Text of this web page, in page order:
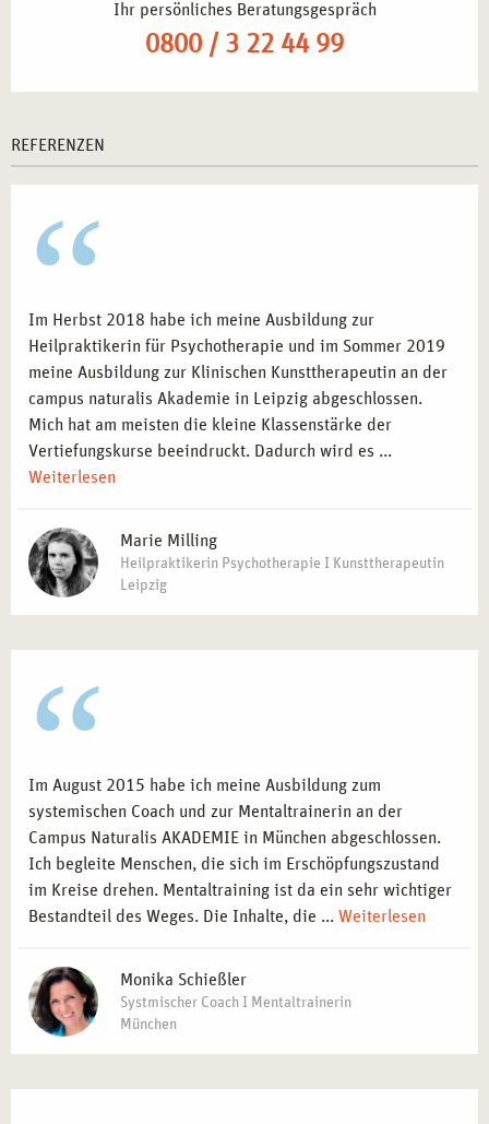
Ihr persönliches Beratungsgespräch
0800 / 3 22 44 99
REFERENZEN
Im Herbst 2018 habe ich meine Ausbildung zur
Heilpraktikerin für Psychotherapie und im Sommer 2019
meine Ausbildung zur Klinischen Kunsttherapeutin an der
campus naturalis Akademie in Leipzig abgeschlossen.
Mich hat am meisten die kleine Klassenstärke der
Vertiefungskurse beeindruckt. Dadurch wird es ...
Weiterlesen
Marie Milling
Heilpraktikerin Psychotherapie I Kunsttherapeutin
Leipzig
Im August 2015 habe ich meine Ausbildung zum
systemischen Coach und zur Mentaltrainerin an der
Campus Naturalis AKADEMIE in München abgeschlossen.
Ich begleite Menschen, die sich im Erschöpfungszustand
im Kreise drehen. Mentaltraining ist da ein sehr wichtiger
Bestandteil des Weges. Die Inhalte, die ... Weiterlesen
Monika Schießler
Systmischer Coach I Mentaltrainerin
München